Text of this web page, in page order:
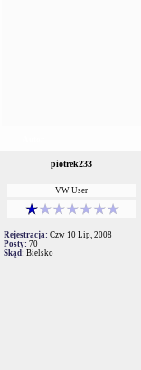
piotrek233
VW User
Rejestracja: Czw 10 Lip, 2008
Posty: 70
Skąd: Bielsko